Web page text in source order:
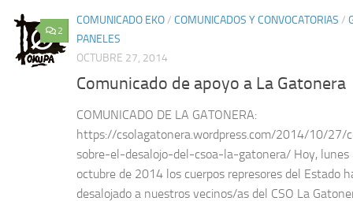
2
COMUNICADO EKO/ COMUNICADOS Y CONVOCATORIAS /
PANELES
OCTUBRE 27, 2014
Comunicado de apoyo a La Gatonera
COMUNICADO DE LA GATONERA:
https://csolagatonera.wordpress.com/2014/10/27/
sobre-el-desalojo-del-csoa-la-gatonera/ Hoy, lunes
octubre de 2014 los cuerpos represores del Estado
desalojado a nuestros vecinos/as del CSO La